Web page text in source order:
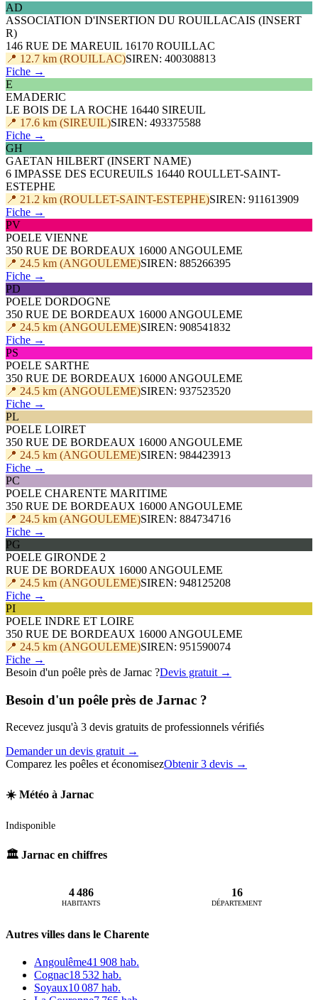
AD
ASSOCIATION D'INSERTION DU ROUILLACAIS (INSERT
R)
146 RUE DE MAREUIL 16170 ROUILLAC
📍 12.7 km (ROUILLAC)SIREN: 400308813
Fiche →
E
EMADERIC
LE BOIS DE LA ROCHE 16440 SIREUIL
📍 17.6 km (SIREUIL)SIREN: 493375588
Fiche →
GH
GAETAN HILBERT (INSERT NAME)
6 IMPASSE DES ECUREUILS 16440 ROULLET-SAINT-
ESTEPHE
📍 21.2 km (ROULLET-SAINT-ESTEPHE)SIREN: 911613909
Fiche →
PV
POELE VIENNE
350 RUE DE BORDEAUX 16000 ANGOULEME
📍 24.5 km (ANGOULEME)SIREN: 885266395
Fiche →
PD
POELE DORDOGNE
350 RUE DE BORDEAUX 16000 ANGOULEME
📍 24.5 km (ANGOULEME)SIREN: 908541832
Fiche →
PS
POELE SARTHE
350 RUE DE BORDEAUX 16000 ANGOULEME
📍 24.5 km (ANGOULEME)SIREN: 937523520
Fiche →
PL
POELE LOIRET
350 RUE DE BORDEAUX 16000 ANGOULEME
📍 24.5 km (ANGOULEME)SIREN: 984423913
Fiche →
PC
POELE CHARENTE MARITIME
350 RUE DE BORDEAUX 16000 ANGOULEME
📍 24.5 km (ANGOULEME)SIREN: 884734716
Fiche →
PG
POELE GIRONDE 2
RUE DE BORDEAUX 16000 ANGOULEME
📍 24.5 km (ANGOULEME)SIREN: 948125208
Fiche →
PI
POELE INDRE ET LOIRE
350 RUE DE BORDEAUX 16000 ANGOULEME
📍 24.5 km (ANGOULEME)SIREN: 951590074
Fiche →
Besoin d'un poêle près de Jarnac ?Devis gratuit →
Besoin d'un poêle près de Jarnac ?
Recevez jusqu'à 3 devis gratuits de professionnels vérifiés
Demander un devis gratuit →
Comparez les poêles et économisezObtenir 3 devis →
☀️ Météo à Jarnac
Indisponible
🏛️ Jarnac en chiffres
4 486
HABITANTS
16
DÉPARTEMENT
Autres villes dans le Charente
Angoulême41 908 hab.
Cognac18 532 hab.
Soyaux10 087 hab.